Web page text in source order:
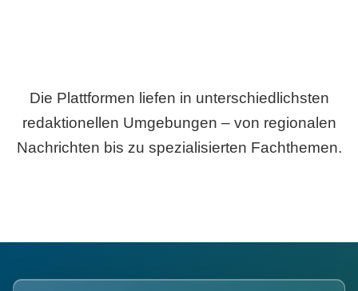
Die Plattformen liefen in unterschiedlichsten
redaktionellen Umgebungen – von regionalen
Nachrichten bis zu spezialisierten Fachthemen.